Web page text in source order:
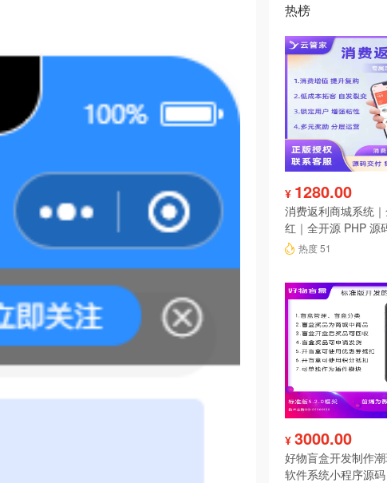
热榜
¥ 1280.00
消费返利商城系统
红｜全开源 PHP 源
热度 51
¥ 3000.00
好物盲盒开发制作
软件系统小程序源码